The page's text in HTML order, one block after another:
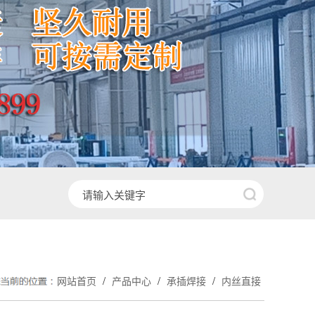
网站首页 / 产品中心 / 承插焊接 / 内丝直接